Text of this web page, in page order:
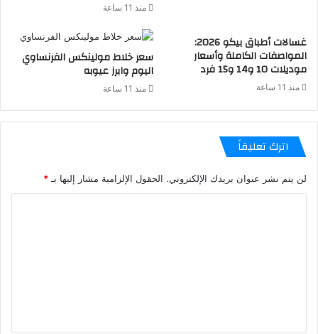
منذ 11 ساعة
غسالات أطباق بيكو 2026:
المواصفات الكاملة وأسعار
موديلات 10 و14 و15 فرد
منذ 11 ساعة
سعر خلاط مولينكس الفرنساوي
اليوم وابرز عيوبه
منذ 11 ساعة
اترك تعليقاً
لن يتم نشر عنوان بريدك الإلكتروني. الحقول الإلزامية مشار إليها بـ *